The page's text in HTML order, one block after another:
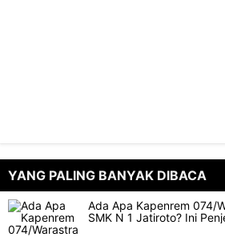
YANG PALING BANYAK DIBACA
Ada Apa Kapenrem 074/
SMK N 1 Jatiroto? Ini